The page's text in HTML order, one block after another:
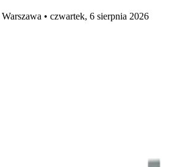
Warszawa • czwartek, 6 sierpnia 2026